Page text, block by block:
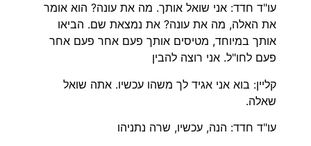
עו"ד חדד: אני שואל אותך. מה את עונה? הוא אומר
את האלה, מה את עונה? את נמצאת שם. הביאו
אותך במיוחד, מטיסים אותך פעם אחר פעם אחר
פעם לחו"ל. אני רוצה להבין
קליין: בוא אני אגיד לך משהו עכשיו. אתה שואל
שאלה.
עו"ד חדד: הנה, עכשיו, שרה נתניהו